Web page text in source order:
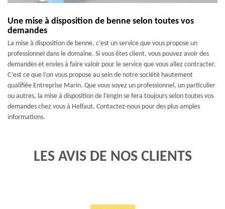
Une mise à disposition de benne selon toutes vos
demandes
La mise à disposition de benne, c’est un service que vous propose un
professionnel dans le domaine. Si vous êtes client, vous pouvez avoir des
demandes et envies à faire valoir pour le service que vous allez contracter.
C’est ce que l’on vous propose au sein de notre société hautement
qualifiée Entreprise Marin. Que vous soyez un professionnel, un particulier
ou autres, la mise à disposition de l’engin se fera toujours selon toutes vos
demandes chez vous à Helfaut. Contactez-nous pour des plus amples
informations.
LES AVIS DE NOS CLIENTS